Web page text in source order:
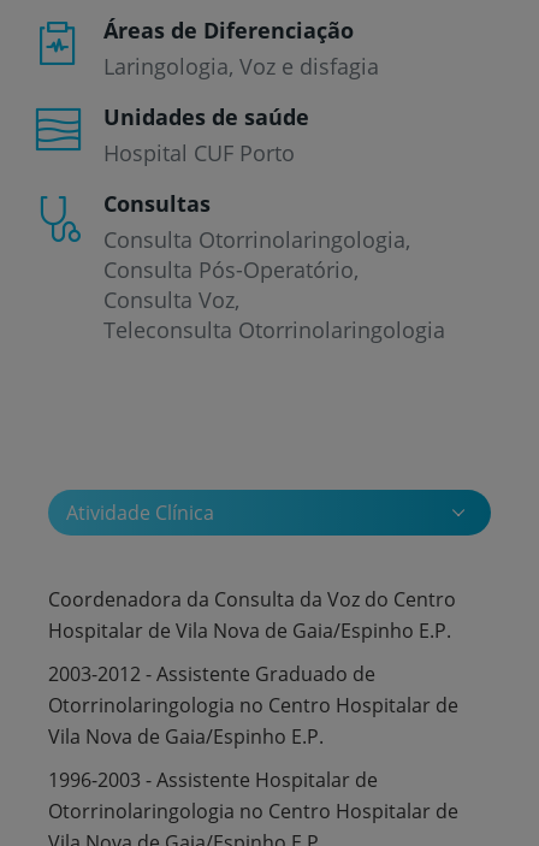
Áreas de Diferenciação
Laringologia, Voz e disfagia
Unidades de saúde
Hospital CUF Porto
Consultas
Consulta Otorrinolaringologia
Consulta Pós-Operatório
Consulta Voz
Teleconsulta Otorrinolaringologia
Atividade Clínica
Coordenadora da Consulta da Voz do Centro
Hospitalar de Vila Nova de Gaia/Espinho E.P.
2003-2012 - Assistente Graduado de
Otorrinolaringologia no Centro Hospitalar de
Vila Nova de Gaia/Espinho E.P.
1996-2003 - Assistente Hospitalar de
Otorrinolaringologia no Centro Hospitalar de